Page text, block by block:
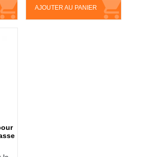
AJOUTER AU PANIER